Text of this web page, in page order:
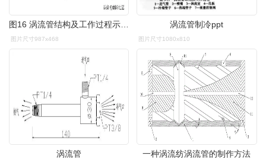
图片尺寸987x468
涡流管制冷ppt
图片尺寸1080x810
涡流管 一种涡流纺涡流管的制作方法